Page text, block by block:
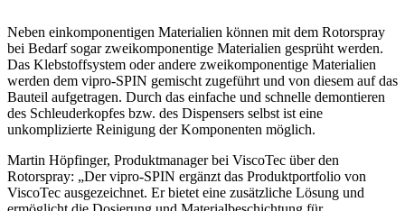
Neben einkomponentigen Materialien können mit dem Rotorspray
bei Bedarf sogar zweikomponentige Materialien gesprüht werden.
Das Klebstoffsystem oder andere zweikomponentige Materialien
werden dem vipro-SPIN gemischt zugeführt und von diesem auf das
Bauteil aufgetragen. Durch das einfache und schnelle demontieren
des Schleuderkopfes bzw. des Dispensers selbst ist eine
unkomplizierte Reinigung der Komponenten möglich.
Martin Höpfinger, Produktmanager bei ViscoTec über den
Rotorspray: „Der vipro-SPIN ergänzt das Produktportfolio von
ViscoTec ausgezeichnet. Er bietet eine zusätzliche Lösung und